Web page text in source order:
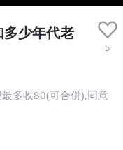
多少年代老
5
多收80(可合併),同意